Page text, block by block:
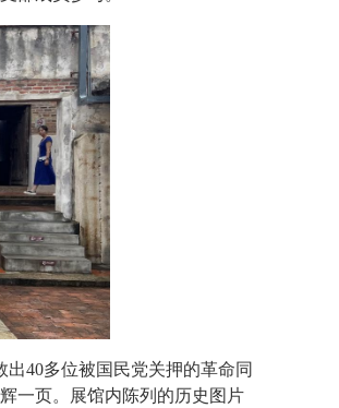
40多位被国民党关押的革命同
一页。展馆内陈列的历史图片